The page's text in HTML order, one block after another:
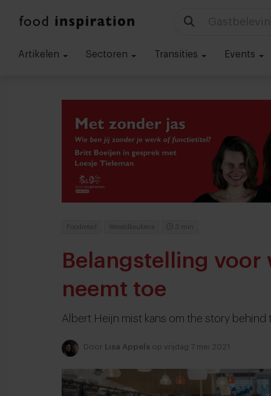
Artikelen Sectoren Transities Events
Foodretail Wereldkeukens 3 min
Belangstelling voor
neemt toe
Albert Heijn mist kans om the story behind
Door Lisa Appels op vrijdag 7 mei 2021